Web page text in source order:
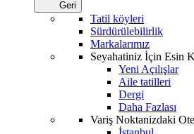
Geri
Tatil köyleri
Sürdürülebilirlik
Markalarımız
Seyahatiniz İçin Esin
Yeni Açılışlar
Aile tatilleri
Dergi
Daha Fazlası
Variş Noktanizdaki